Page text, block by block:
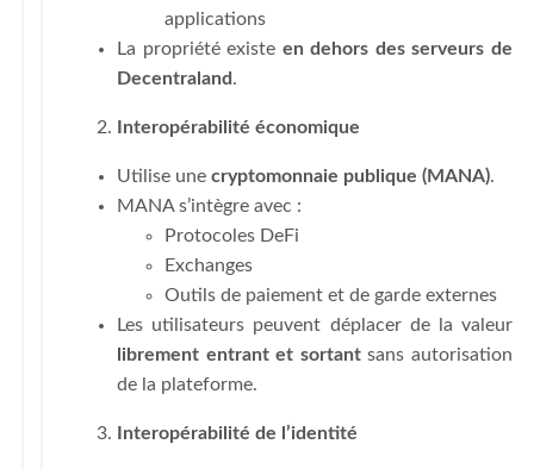
applications
La propriété existe en dehors des serveurs de
Decentraland .
Interopérabilité économique
Utilise une cryptomonnaie publique (MANA).
MANA s’intègre avec :
Protocoles DeFi
Exchanges
Outils de paiement et de garde externes
Les utilisateurs peuvent déplacer de la valeur
librement entrant et sortantsans autorisation
de la plateforme.
Interopérabilité de l’identité